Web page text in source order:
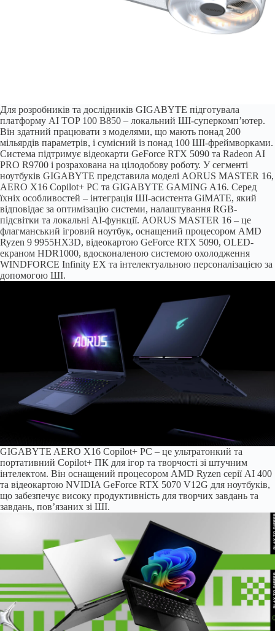
Для розробників та дослідників GIGABYTE підготувала
платформу AI TOP 100 B850 – локальний ШІ-суперкомп’ютер.
Він здатний працювати з моделями, що мають понад 200
мільярдів параметрів, і сумісний із понад 100 ШІ-фреймворками.
Система підтримує відеокарти GeForce RTX 5090 та Radeon AI
PRO R9700 і розрахована на цілодобову роботу. У сегменті
ноутбуків GIGABYTE представила моделі AORUS MASTER 16,
AERO X16 Copilot+ PC та GIGABYTE GAMING A16. Серед
їхніх особливостей – інтеграція ШІ-асистента GiMATE, який
відповідає за оптимізацію системи, налаштування RGB-
підсвітки та локальні AI-функції. AORUS MASTER 16 – це
флагманський ігровий ноутбук, оснащений процесором AMD
Ryzen 9 9955HX3D, відеокартою GeForce RTX 5090, OLED-
екраном HDR1000, вдосконаленою системою охолодження
WINDFORCE Infinity EX та інтелектуальною персоналізацією за
допомогою ШІ.
GIGABYTE AERO X16 Copilot+ PC – це ультратонкий та
портативний Copilot+ ПК для ігор та творчості зі штучним
інтелектом. Він оснащений процесором AMD Ryzen серії AI 400
та відеокартою NVIDIA GeForce RTX 5070 V12G для ноутбуків,
що забезпечує високу продуктивність для творчих завдань та
завдань, пов’язаних зі ШІ.